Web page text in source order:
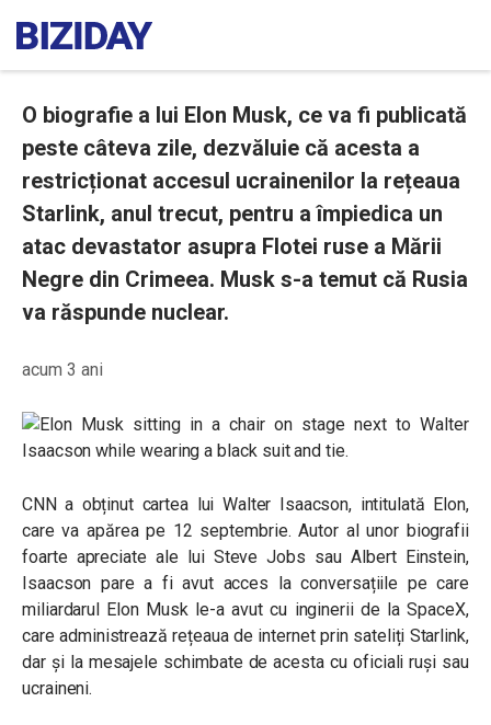
O biografie a lui Elon Musk, ce va fi publicată
peste câteva zile, dezvăluie că acesta a
restricționat accesul ucrainenilor la rețeaua
Starlink, anul trecut, pentru a împiedica un
atac devastator asupra Flotei ruse a Mării
Negre din Crimeea. Musk s-a temut că Rusia
va răspunde nuclear.
acum 3 ani
CNN a obținut cartea lui Walter Isaacson, intitulată Elon,
care va apărea pe 12 septembrie. Autor al unor biografii
foarte apreciate ale lui Steve Jobs sau Albert Einstein,
Isaacson pare a fi avut acces la conversațiile pe care
miliardarul Elon Musk le-a avut cu inginerii de la SpaceX,
care administrează rețeaua de internet prin sateliți Starlink,
dar și la mesajele schimbate de acesta cu oficiali ruși sau
ucraineni.